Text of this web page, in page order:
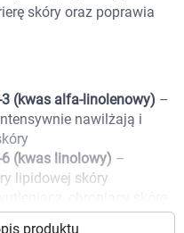
w celu
znajdziesz w
skóry oraz poprawia
(kwas alfa-linolenowy) –
nawilżają i
6 (kwas linolowy) –
lipidowej skóry
wspomagający
produktu